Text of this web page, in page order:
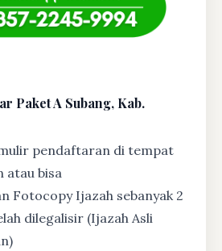
Paket A Subang, Kab.
pendaftaran di tempat
atau bisa
Fotocopy Ijazah sebanyak 2
dilegalisir (Ijazah Asli